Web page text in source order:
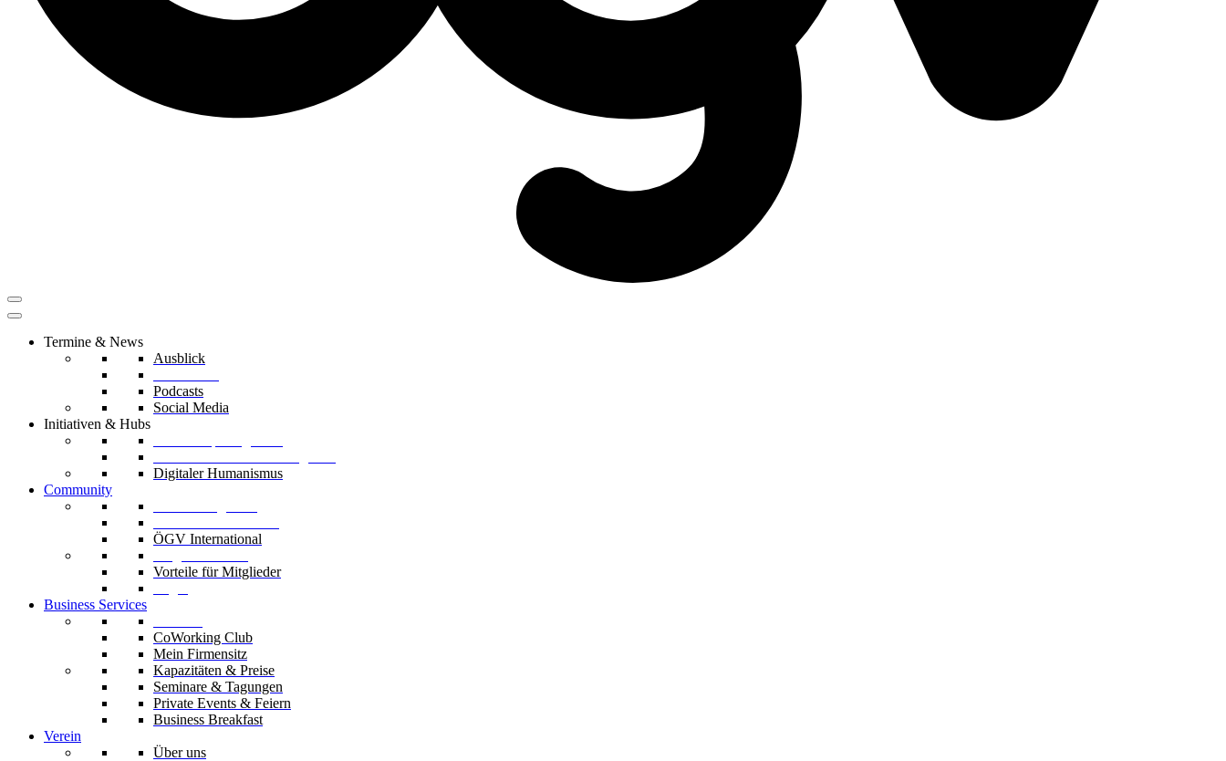
Termine & News
Ausblick
Podcasts
Social Media
Initiativen & Hubs
Digitaler Humanismus
Community
ÖGV International
Vorteile für Mitglieder
Business Services
CoWorking Club
Mein Firmensitz
Kapazitäten & Preise
Seminare & Tagungen
Private Events & Feiern
Business Breakfast
Verein
Über uns